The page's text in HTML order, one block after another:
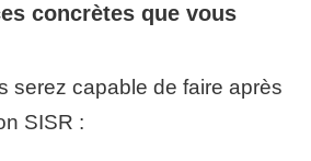
concrètes que vous
serez capable de faire après
SISR :